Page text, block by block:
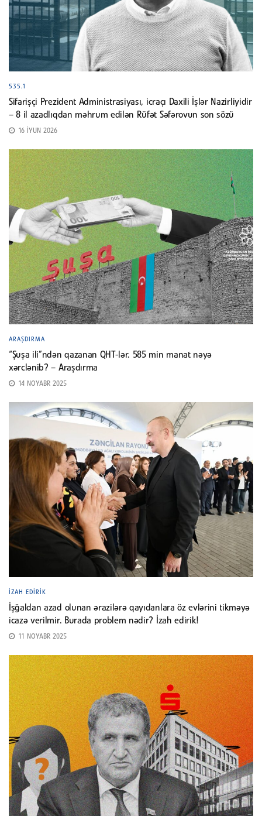
535.1
Sifarişçi Prezident Administrasiyası, icraçı Daxili İşlər Nazirliyidir
– 8 il azadlıqdan məhrum edilən Rüfət Səfərovun son sözü
16 İYUN 2026
ARAŞDIRMA
“Şuşa ili”ndən qazanan QHT-lər. 585 min manat nəyə
xərclənib? – Araşdırma
14 NOYABR 2025
İZAH EDIRIK
İşğaldan azad olunan ərazilərə qayıdanlara öz evlərini tikməyə
icazə verilmir. Burada problem nədir? İzah edirik!
11 NOYABR 2025